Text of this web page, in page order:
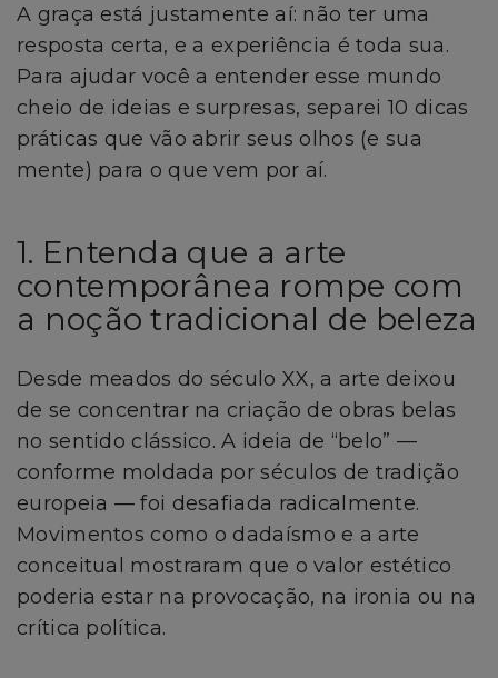
A graça está justamente aí: não ter uma
resposta certa, e a experiência é toda sua.
Para ajudar você a entender esse mundo
cheio de ideias e surpresas, separei 10 dicas
práticas que vão abrir seus olhos (e sua
mente) para o que vem por aí.
1. Entenda que a arte
contemporânea rompe com
a noção tradicional de beleza
Desde meados do século XX, a arte deixou
de se concentrar na criação de obras belas
no sentido clássico. A ideia de “belo” —
conforme moldada por séculos de tradição
europeia — foi desafiada radicalmente.
Movimentos como o dadaísmo e a arte
conceitual mostraram que o valor estético
poderia estar na provocação, na ironia ou na
crítica política.